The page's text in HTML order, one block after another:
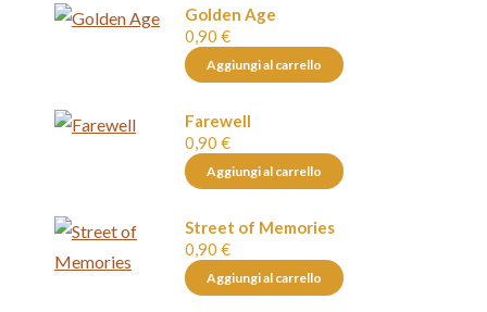
Golden Age
0,90 €
Aggiungi al carrello
Farewell
0,90 €
Aggiungi al carrello
Street of Memories
0,90 €
Aggiungi al carrello